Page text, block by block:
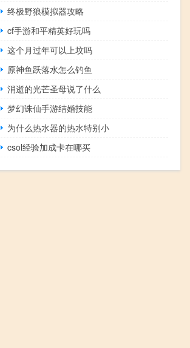
终极野狼模拟器攻略
cf手游和平精英好玩吗
这个月过年可以上坟吗
原神鱼跃落水怎么钓鱼
消逝的光芒圣母说了什么
梦幻诛仙手游结婚技能
为什么热水器的热水特别小
csol经验加成卡在哪买